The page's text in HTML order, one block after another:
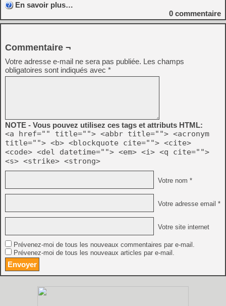
En savoir plus…
0 commentaire
Commentaire ¬
Votre adresse e-mail ne sera pas publiée. Les champs
obligatoires sont indiqués avec *
NOTE - Vous pouvez utilisez ces tags et attributs HTML:
<a href="" title=""> <abbr title=""> <acronym
title=""> <b> <blockquote cite=""> <cite>
<code> <del datetime=""> <em> <i> <q cite="">
<s> <strike> <strong>
Votre nom *
Votre adresse email *
Votre site internet
Prévenez-moi de tous les nouveaux commentaires par e-mail.
Prévenez-moi de tous les nouveaux articles par e-mail.